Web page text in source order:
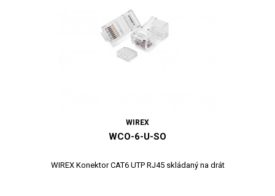
WIREX
WCO-6-U-SO
WIREX Konektor CAT6 UTP RJ45 skládaný na drát